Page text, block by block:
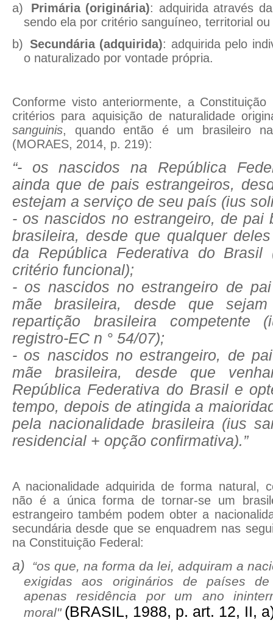
a) Primária (originária): adquirida através
sendo ela por critério sanguíneo, territorial
b) Secundária (adquirida): adquirida pelo
o naturalizado por vontade própria.
Conforme visto anteriormente, a Constituição
critérios para aquisição de naturalidade
sanguinis, quando então é um brasileiro
(MORAES, 2014, p. 219):
“- os nascidos na República
ainda que de pais estrangeiros,
estejam a serviço de seu país (ius
- os nascidos no estrangeiro, de pai
brasileira, desde que qualquer
da República Federativa do Brasil
critério funcional);
- os nascidos no estrangeiro de
mãe brasileira, desde que
repartição brasileira competente
registro-EC n ° 54/07);
- os nascidos no estrangeiro, de
mãe brasileira, desde que
República Federativa do Brasil e
tempo, depois de atingida a
pela nacionalidade brasileira (ius
residencial + opção confirmativa).”
A nacionalidade adquirida de forma natural,
não é a única forma de tornar-se um
estrangeiro também podem obter a
secundária desde que se enquadrem nas
na Constituição Federal:
a)
“os que, na forma da lei, adquiram a
exigidas aos originários de países de
apenas residência por um ano
moral" (BRASIL, 1988, p. art. 12, II,